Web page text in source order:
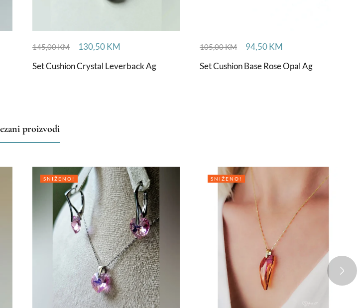
145,00KM 130,50KM
Set Cushion Crystal Leverback Ag
105,00KM 94,50KM
Set Cushion Base Rose Opal Ag
proizvodi
SNIŽENO! SNIŽENO!